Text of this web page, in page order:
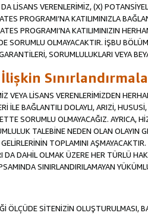
LİSANS VERENLERİMİZ, (X)
PROGRAMI’NA KATILIMINIZLA
PROGRAMI’NA KATILIMINIZIN
SORUMLU OLMAYACAKTIR. İŞBU
SORUMLULUKLARI VEYA
VEYA LİSANS VERENLERİMİZDEN
İLE BAĞLANTILI DOLAYLI, ARIZİ,
SORUMLU OLMAYACAĞIZ. AYRICA,
TALEBİNE NEDEN OLAN OLAYIN
TOPLAMINI
DA DAHİL OLMAK ÜZERE HER TÜRLÜ
SINIRLANDIRILAMAYAN
ÖLÇÜDE SİTENİZİN OLUŞTURULMASI,